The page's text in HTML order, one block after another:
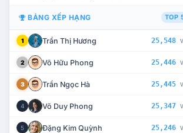
BẢNG XẾP HẠNG TOP
1 Trần Thị Hương 25,548
2 Võ Hữu Phong 25,446
3 Trần Ngọc Hà 25,445
4 Võ Duy Phong 25,347
5 Đặng Kim Quỳnh 25,246